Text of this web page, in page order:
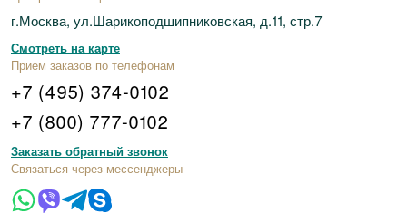
г.Москва, ул.Шарикоподшипниковская, д.11, стр.7
Смотреть на карте
Прием заказов по телефонам
+7 (495) 374-0102
+7 (800) 777-0102
Заказать обратный звонок
Связаться через мессенджеры